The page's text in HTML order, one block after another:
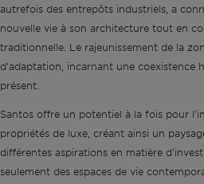
autrefois des entrepôts industriels, a
nouvelle vie à son architecture tout en
traditionnelle. Le rajeunissement de la
d'adaptation, incarnant une coexistence
présent.
Santos offre un potentiel à la fois pour
propriétés de luxe, créant ainsi un
différentes aspirations en matière
seulement des espaces de vie